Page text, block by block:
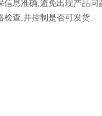
信息准确,避免出现产品问
检查,并控制是否可发货.